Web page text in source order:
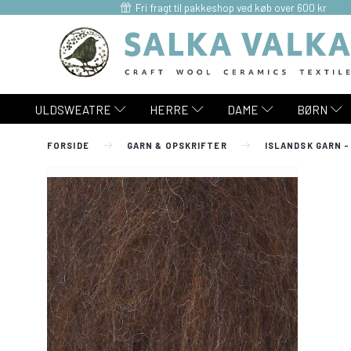
Fri fragt til pakkeshop ved køb over 600 kr
ULDSWEATRE HERRE DAME BØRN
FORSIDE GARN & OPSKRIFTER ISLANDSK GARN